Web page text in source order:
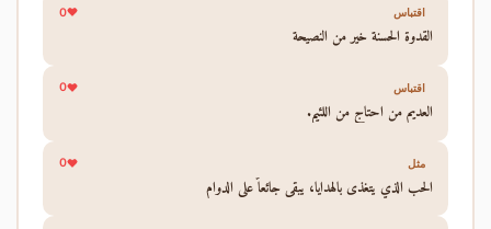
اقتباس 0
القدوة الحسنة خير من النصيحة
اقتباس 0
العديم من احتاج من اللئيم.
مثل 0
الحب الذي يتغذى بالهدايا، يبقى جائعاً على الدوام